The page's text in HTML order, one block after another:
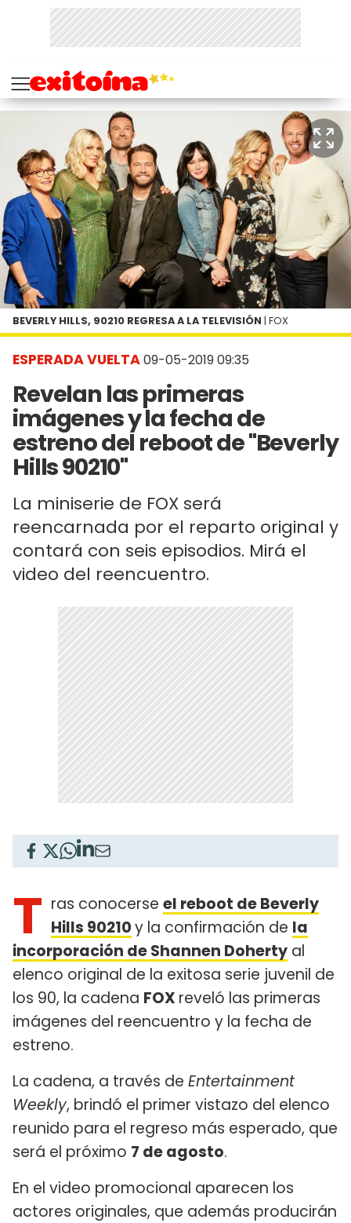
ESPERADA VUELTA09-05-2019 09:35
Revelan las primeras
imágenes y la fecha de
estreno del reboot de "Beverly
Hills 90210"
La miniserie de FOX será
reencarnada por el reparto original y
contará con seis episodios. Mirá el
video del reencuentro.
BEVERLY HILLS, 90210 REGRESA A LA TELEVISIÓN | FOX
T ras conocerse el reboot de Beverly
Hills 90210y la confirmación de la
incorporación deShannen Doherty al
elenco original de la exitosa serie juvenil de
los 90, la cadena FOX reveló las primeras
imágenes del reencuentro y la fecha de
estreno.
La cadena, a través de Entertainment
Weekly, brindó el primer vistazo del elenco
reunido para el regreso más esperado, que
será el próximo 7 de agosto.
En el video promocional aparecen los
actores originales, que además producirán